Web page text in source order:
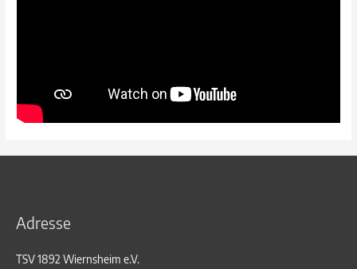
Adresse
TSV 1892 Wiernsheim e.V.